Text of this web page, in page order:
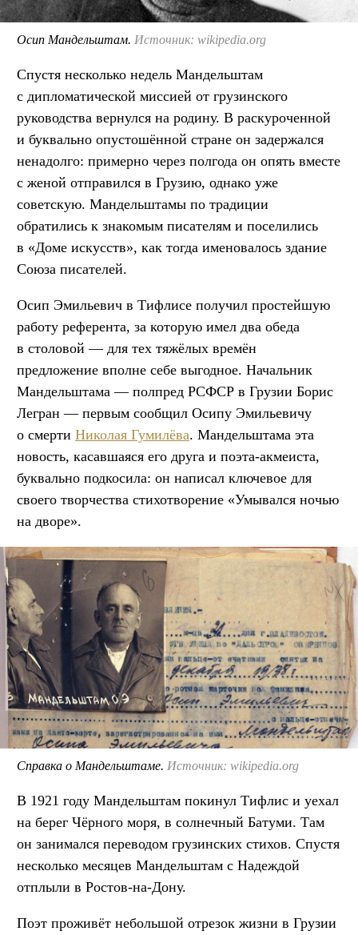
Осип Мандельштам. Источник: wikipedia.org
Спустя несколько недель Мандельштам
с дипломатической миссией от грузинского
руководства вернулся на родину. В раскуроченной
и буквально опустошённой стране он задержался
ненадолго: примерно через полгода он опять вместе
с женой отправился в Грузию, однако уже
советскую. Мандельштамы по традиции
обратились к знакомым писателям и поселились
в «Доме искусств», как тогда именовалось здание
Союза писателей.
Осип Эмильевич в Тифлисе получил простейшую
работу референта, за которую имел два обеда
в столовой — для тех тяжёлых времён
предложение вполне себе выгодное. Начальник
Мандельштама — полпред РСФСР в Грузии Борис
Легран — первым сообщил Осипу Эмильевичу
о смерти Николая Гумилёва. Мандельштама эта
новость, касавшаяся его друга и поэта-акмеиста,
буквально подкосила: он написал ключевое для
своего творчества стихотворение «Умывался ночью
на дворе».
Справка о Мандельштаме. Источник: wikipedia.org
В 1921 году Мандельштам покинул Тифлис и уехал
на берег Чёрного моря, в солнечный Батуми. Там
он занимался переводом грузинских стихов. Спустя
несколько месяцев Мандельштам с Надеждой
отплыли в Ростов-на-Дону.
Поэт проживёт небольшой отрезок жизни в Грузии